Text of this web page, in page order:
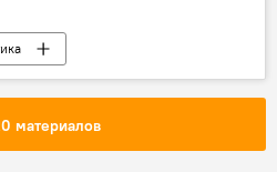
Россия
момент
Суда
материалов